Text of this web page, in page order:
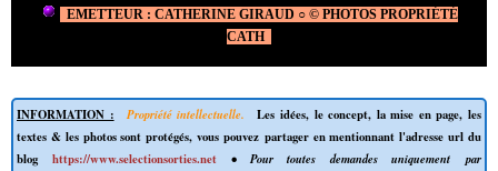
EMETTEUR : CATHERINE GIRAUD ○ © PHOTOS PROPRIÉTÉ
CATH
INFORMATION : Propriété intellectuelle.
Les idées, le concept, la mise en page, les
textes & les photos sont protégés, vous pouvez partager en mentionnant l'adresse url du
blog
https://www.selectionsorties.net
• Pour toutes demandes uniquement par